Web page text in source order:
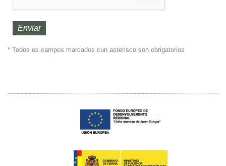
* Todos os campos marcados cun asterisco son obrigatorios